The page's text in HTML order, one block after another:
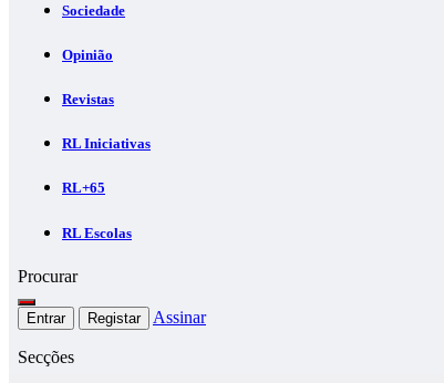
Sociedade
Opinião
Revistas
RL Iniciativas
RL+65
RL Escolas
Procurar
Entrar Registar Assinar
Secções